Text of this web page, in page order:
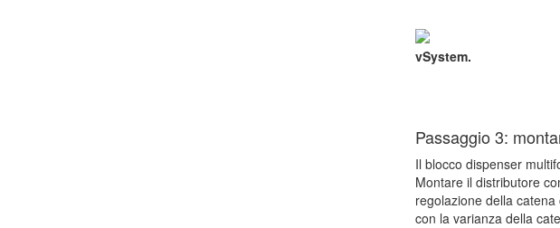
vSystem.
Passaggio 3:
Il blocco dispenser
Montare il distributore
regolazione della
con la varianza della